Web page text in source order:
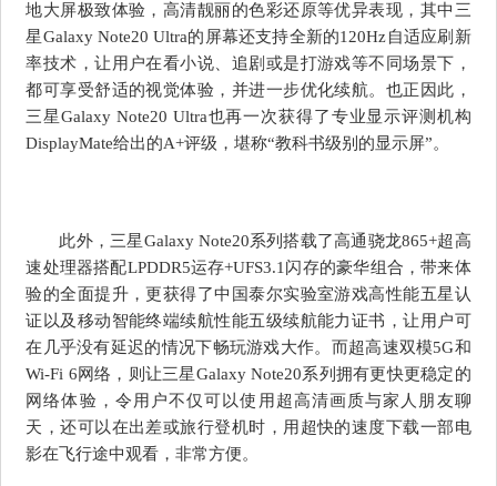
地大屏极致体验，高清靓丽的色彩还原等优异表现，其中三
星Galaxy Note20 Ultra的屏幕还支持全新的120Hz自适应刷新
率技术，让用户在看小说、追剧或是打游戏等不同场景下，
都可享受舒适的视觉体验，并进一步优化续航。也正因此，
三星Galaxy Note20 Ultra也再一次获得了专业显示评测机构
DisplayMate给出的A+评级，堪称“教科书级别的显示屏”。
此外，三星Galaxy Note20系列搭载了高通骁龙865+超高
速处理器搭配LPDDR5运存+UFS3.1闪存的豪华组合，带来体
验的全面提升，更获得了中国泰尔实验室游戏高性能五星认
证以及移动智能终端续航性能五级续航能力证书，让用户可
在几乎没有延迟的情况下畅玩游戏大作。而超高速双模5G和
Wi-Fi 6网络，则让三星Galaxy Note20系列拥有更快更稳定的
网络体验，令用户不仅可以使用超高清画质与家人朋友聊
天，还可以在出差或旅行登机时，用超快的速度下载一部电
影在飞行途中观看，非常方便。